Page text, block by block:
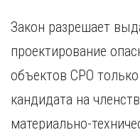
Закон разрешает
проектирование
объектов СРО
кандидата на
материально-